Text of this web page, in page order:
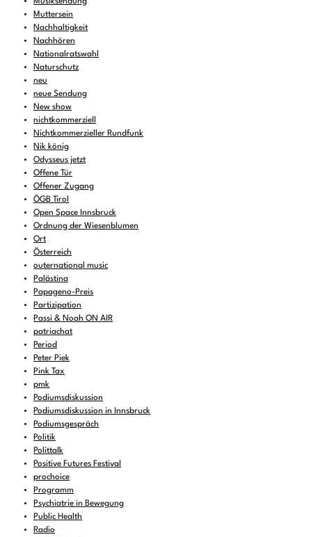
Muttersein
Nachhaltigkeit
Nachhören
Nationalratswahl
Naturschutz
neu
neue Sendung
New show
nichtkommerziell
Nichtkommerzieller Rundfunk
Nik könig
Odysseus jetzt
Offene Tür
Offener Zugang
ÖGB Tirol
Open Space Innsbruck
Ordnung der Wiesenblumen
Ort
Österreich
outernational music
Palästina
Papageno-Preis
Partizipation
Passi & Noah ON AIR
patriachat
Period
Peter Piek
Pink Tax
pmk
Podiumsdiskussion
Podiumsdiskussion in Innsbruck
Podiumsgespräch
Politik
Polittalk
Positive Futures Festival
prochoice
Programm
Psychiatrie in Bewegung
Public Health
Radio